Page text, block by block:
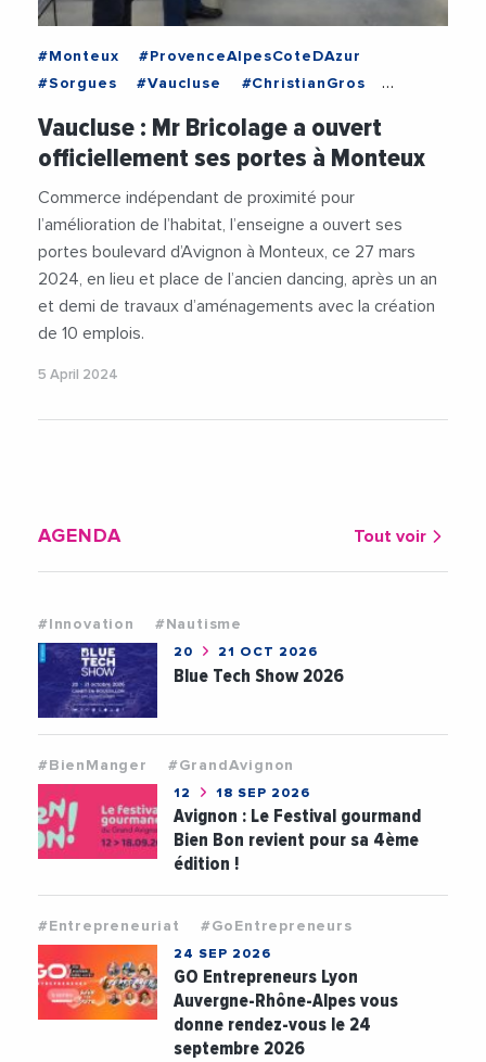
#Monteux
#ProvenceAlpesCoteDAzur
#Sorgues
#Vaucluse
#ChristianGros
#VieDesEntreprises
Vaucluse : Mr Bricolage a ouvert
officiellement ses portes à Monteux
Commerce indépendant de proximité pour
l’amélioration de l’habitat, l’enseigne a ouvert ses
portes boulevard d’Avignon à Monteux, ce 27 mars
2024, en lieu et place de l’ancien dancing, après un an
et demi de travaux d’aménagements avec la création
de 10 emplois.
5 April 2024
AGENDA Tout voir
#Innovation #Nautisme
20 21 OCT 2026
Blue Tech Show 2026
#BienManger #GrandAvignon
12 18 SEP 2026
Avignon : Le Festival gourmand
Bien Bon revient pour sa 4ème
édition !
#Entrepreneuriat #GoEntrepreneurs
24 SEP 2026
GO Entrepreneurs Lyon
Auvergne-Rhône-Alpes vous
donne rendez-vous le 24
septembre 2026